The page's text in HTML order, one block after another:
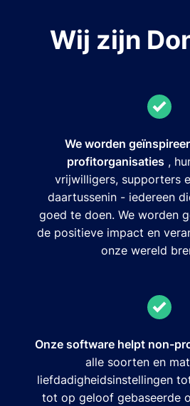
Wij zijn
We worden
profitorganisaties,
vrijwilligers, supporters
daartussenin - iedereen
goed te doen. We worden
de positieve impact en
onze wereld
Onze software helpt non-
alle soorten en
liefdadigheidsinstellingen
tot op geloof gebaseerde